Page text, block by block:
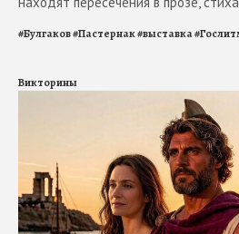
#Булгаков#Пастернак#выставка#
Викторины